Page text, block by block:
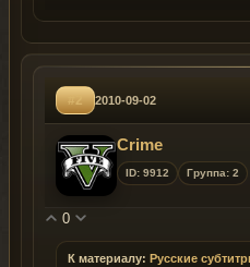
#2 2010-09-02
Crime
ID: 9912 Группа: 2
0
К материалу: Русские